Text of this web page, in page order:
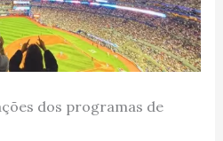
dos programas de